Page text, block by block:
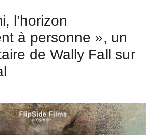
l’horizon
à personne », un
de Wally Fall sur